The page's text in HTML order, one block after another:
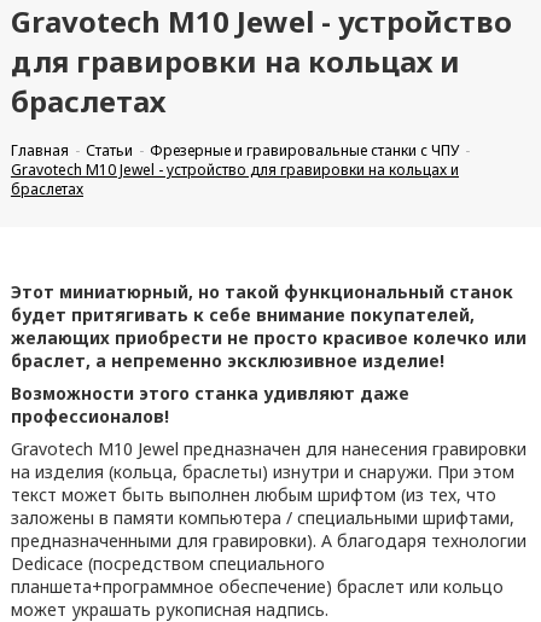
Gravotech M10 Jewel - устройство
для гравировки на кольцах и
браслетах
Главная Статьи
Фрезерные и гравировальные станки с ЧПУ
Gravotech M10 Jewel - устройство для гравировки на кольцах и
браслетах
Этот миниатюрный, но такой функциональный станок
будет притягивать к себе внимание покупателей,
желающих приобрести не просто красивое колечко или
браслет, а непременно эксклюзивное изделие!
Возможности этого станка удивляют даже
профессионалов!
Gravotech M10 Jewel предназначен для нанесения гравировки
на изделия (кольца, браслеты) изнутри и снаружи. При этом
текст может быть выполнен любым шрифтом (из тех, что
заложены в памяти компьютера / специальными шрифтами,
предназначенными для гравировки). А благодаря технологии
Dedicace (посредством специального
планшета+программное обеспечение) браслет или кольцо
может украшать рукописная надпись.